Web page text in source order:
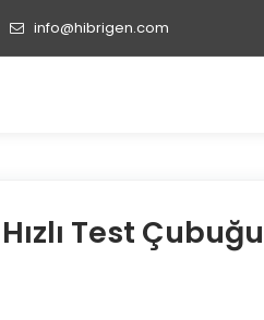
info@hibrigen.com
Test Çubuğu